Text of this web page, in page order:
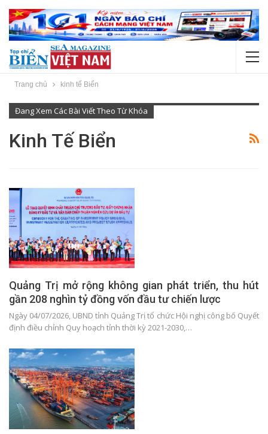
Trang chủ kinh tế Biển
Đang Xem Các Bài Viết Theo Từ Khóa
Kinh Tế Biển
Quảng Trị mở rộng không gian phát triển, thu hút
gần 208 nghìn tỷ đồng vốn đầu tư chiến lược
Ngày 04/07/2026, UBND tỉnh Quảng Trị tổ chức Hội nghị công bố Quyết
định điều chỉnh Quy hoạch tỉnh thời kỳ 2021-2030,…